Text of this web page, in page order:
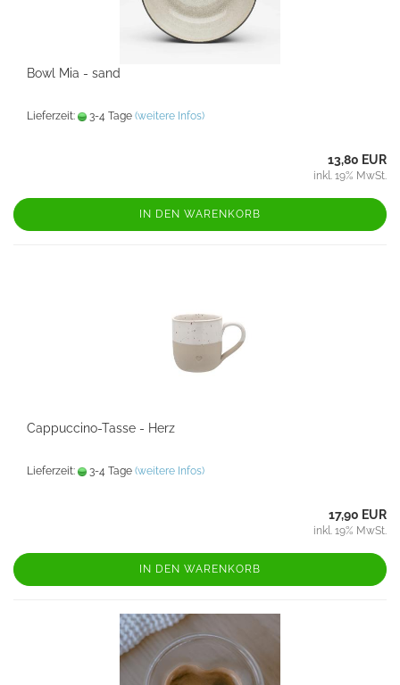
Bowl Mia - sand
Lieferzeit: 3-4 Tage (weitere Infos)
13,80 EUR
inkl. 19% MwSt.
IN DEN WARENKORB
Cappuccino-Tasse - Herz
Lieferzeit: 3-4 Tage (weitere Infos)
17,90 EUR
inkl. 19% MwSt.
IN DEN WARENKORB